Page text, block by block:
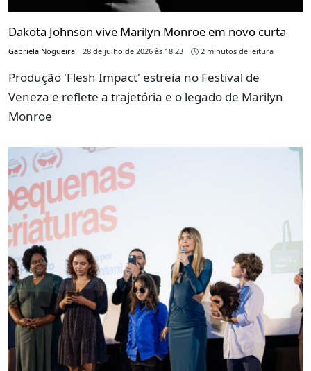
Dakota Johnson vive Marilyn Monroe em novo curta
Gabriela Nogueira 28 de julho de 2026 às 18:23 2 minutos de leitura
Produção 'Flesh Impact' estreia no Festival de
Veneza e reflete a trajetória e o legado de Marilyn
Monroe